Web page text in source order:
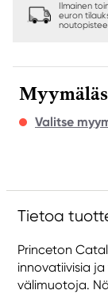
Ilmainen
euron
Valitse
Tietoa
Princeton
innovatiivisia
välimuotoja.